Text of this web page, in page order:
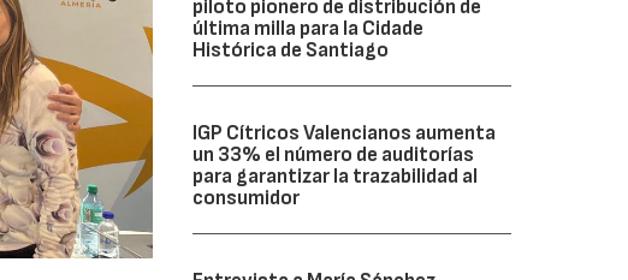
piloto pionero de distribución de
última milla para la Cidade
Histórica de Santiago
IGP Cítricos Valencianos aumenta
un 33% el número de auditorías
para garantizar la trazabilidad al
consumidor